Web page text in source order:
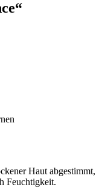
Haut abgestimmt,
Feuchtigkeit.